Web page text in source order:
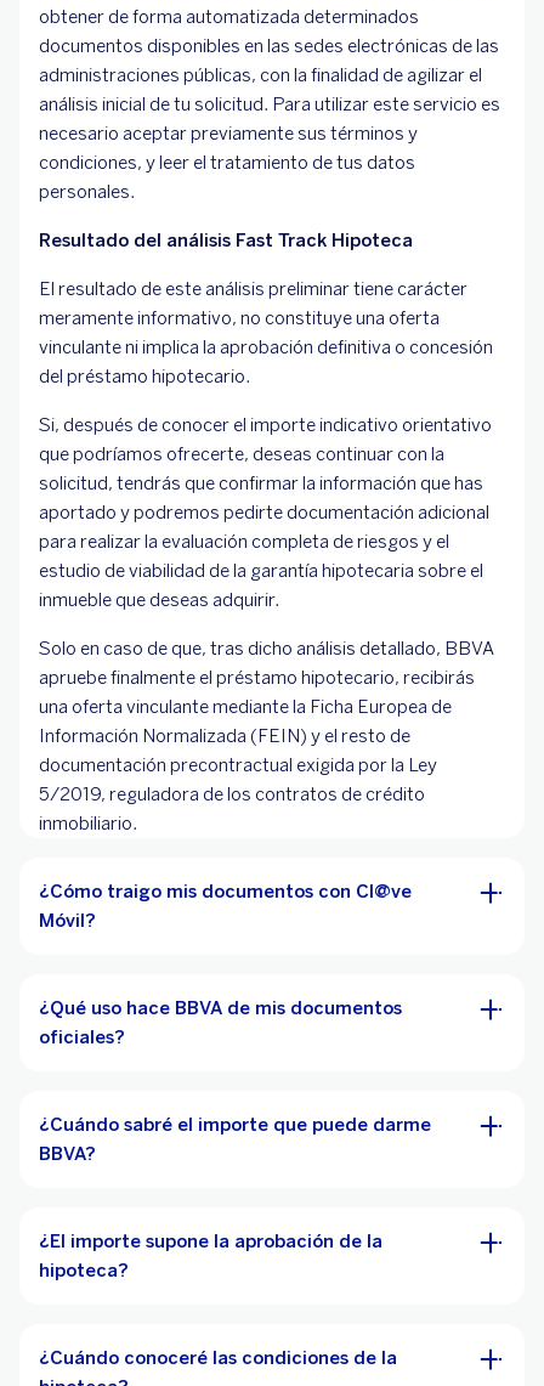
obtener de forma automatizada determinados
documentos disponibles en las sedes electrónicas de las
administraciones públicas, con la finalidad de agilizar el
análisis inicial de tu solicitud. Para utilizar este servicio es
necesario aceptar previamente sus términos y
condiciones, y leer el tratamiento de tus datos
personales.
Resultado del análisis Fast Track Hipoteca
El resultado de este análisis preliminar tiene carácter
meramente informativo, no constituye una oferta
vinculante ni implica la aprobación definitiva o concesión
del préstamo hipotecario.
Si, después de conocer el importe indicativo orientativo
que podríamos ofrecerte, deseas continuar con la
solicitud, tendrás que confirmar la información que has
aportado y podremos pedirte documentación adicional
para realizar la evaluación completa de riesgos y el
estudio de viabilidad de la garantía hipotecaria sobre el
inmueble que deseas adquirir.
Solo en caso de que, tras dicho análisis detallado, BBVA
apruebe finalmente el préstamo hipotecario, recibirás
una oferta vinculante mediante la Ficha Europea de
Información Normalizada (FEIN) y el resto de
documentación precontractual exigida por la Ley
5/2019, reguladora de los contratos de crédito
inmobiliario.
¿Cómo traigo mis documentos con Cl@ve
Móvil?
¿Qué uso hace BBVA de mis documentos
oficiales?
¿Cuándo sabré el importe que puede darme
BBVA?
¿El importe supone la aprobación de la
hipoteca?
¿Cuándo conoceré las condiciones de la